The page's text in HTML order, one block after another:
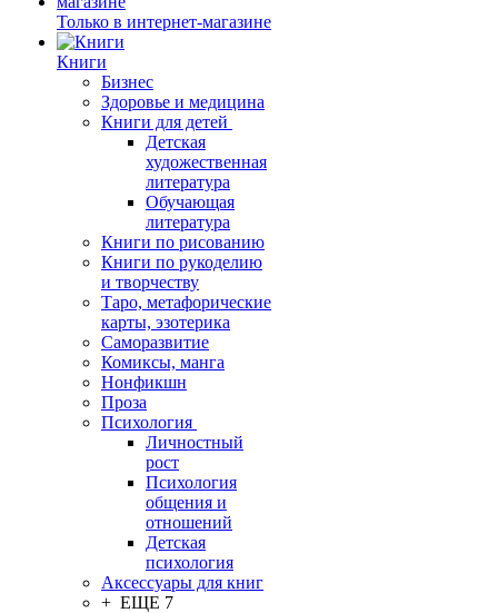
Только в интернет-магазине
Книги
Бизнес
Здоровье и медицина
Книги для детей
Детская
художественная
литература
Обучающая
литература
Книги по рисованию
Книги по рукоделию
и творчеству
Таро, метафорические
карты, эзотерика
Саморазвитие
Комиксы, манга
Нонфикшн
Проза
Психология
Личностный
рост
Психология
общения и
отношений
Детская
психология
Аксессуары для книг
+ ЕЩЕ 7